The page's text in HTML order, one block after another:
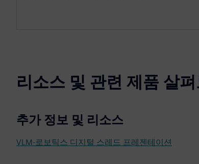
리소스 및 관련 제품 살
추가 정보 및 리소스
VLM-로보틱스 디지털 스레드 프레젠테이션